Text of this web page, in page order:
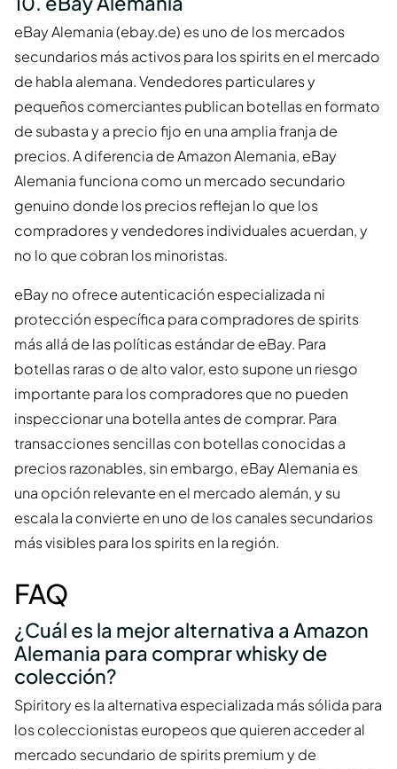
eBay Alemania (ebay.de) es uno de los mercados
secundarios más activos para los spirits en el mercado
de habla alemana. Vendedores particulares y
pequeños comerciantes publican botellas en formato
de subasta y a precio fijo en una amplia franja de
precios. A diferencia de Amazon Alemania, eBay
Alemania funciona como un mercado secundario
genuino donde los precios reflejan lo que los
compradores y vendedores individuales acuerdan, y
no lo que cobran los minoristas.
eBay no ofrece autenticación especializada ni
protección específica para compradores de spirits
más allá de las políticas estándar de eBay. Para
botellas raras o de alto valor, esto supone un riesgo
importante para los compradores que no pueden
inspeccionar una botella antes de comprar. Para
transacciones sencillas con botellas conocidas a
precios razonables, sin embargo, eBay Alemania es
una opción relevante en el mercado alemán, y su
escala la convierte en uno de los canales secundarios
más visibles para los spirits en la región.
FAQ
¿Cuál es la mejor alternativa a Amazon
Alemania para comprar whisky de
colección?
Spiritory es la alternativa especializada más sólida para
los coleccionistas europeos que quieren acceder al
mercado secundario de spirits premium y de